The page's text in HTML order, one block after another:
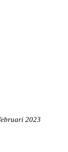
2023